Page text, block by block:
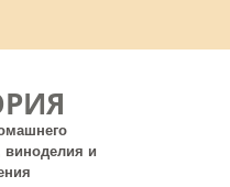
виноделия и